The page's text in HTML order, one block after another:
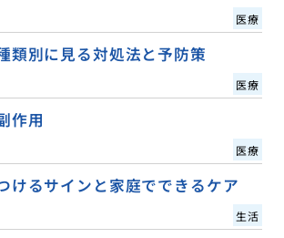
医療
類別に見る対処法と予防策
医療
作用
医療
けるサインと家庭でできるケア
生活